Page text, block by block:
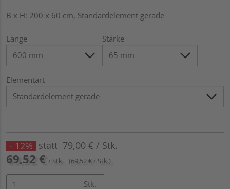
B x H: 200 x 60 cm, Standardelement gerade
Länge Stärke
Elementart
- 12% statt 79,00 € / Stk.
69,52 € / Stk. (69,52 € / Stk.)
Stk.